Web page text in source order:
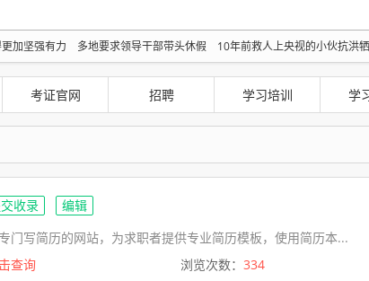
加坚强有力 多地要求领导干部带头休假
10年前救人上央视的小伙抗洪
宇树科技 打新 吉林一“温度计大楼”读数爆表 感觉全东北都在等7号
儿子露面回应
宇树科技发行价格150.80元/股
考证官网 招聘 学习培训 学
收录
编辑
门写简历的网站，为求职者提供专业简历模板，使用简历本...
查询 浏览次数： 334